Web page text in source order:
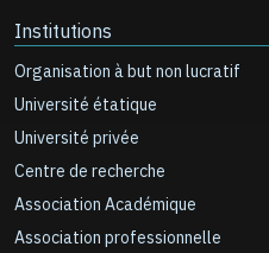
Institutions
Organisation à but non lucratif
Université étatique
Université privée
Centre de recherche
Association Académique
Association professionnelle